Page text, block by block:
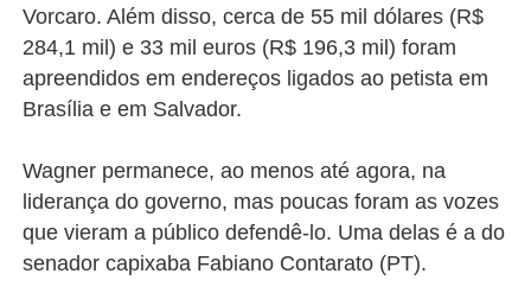
Vorcaro. Além disso, cerca de 55 mil dólares (R$
284,1 mil) e 33 mil euros (R$ 196,3 mil) foram
apreendidos em endereços ligados ao petista em
Brasília e em Salvador.
Wagner permanece, ao menos até agora, na
liderança do governo, mas poucas foram as vozes
que vieram a público defendê-lo. Uma delas é a do
senador capixaba Fabiano Contarato (PT).